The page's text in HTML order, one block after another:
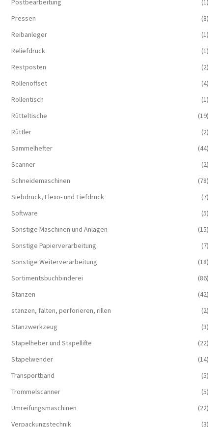
Postbearbeitung
(1)
Pressen
(8)
Reibanleger
(1)
Reliefdruck
(1)
Restposten
(2)
Rollenoffset
(4)
Rollentisch
(1)
Rütteltische
(19)
Rüttler
(2)
Sammelhefter
(44)
Scanner
(2)
Schneidemaschinen
(78)
Siebdruck, Flexo- und Tiefdruck
(7)
Software
(5)
Sonstige Maschinen und Anlagen
(15)
Sonstige Papierverarbeitung
(7)
Sonstige Weiterverarbeitung
(18)
Sortimentsbuchbinderei
(86)
Stanzen
(42)
stanzen, falten, perforieren, rillen
(2)
Stanzwerkzeug
(3)
Stapelheber und Stapellifte
(22)
Stapelwender
(14)
Transportband
(5)
Trommelscanner
(5)
Umreifungsmaschinen
(22)
Verpackungstechnik
(3)